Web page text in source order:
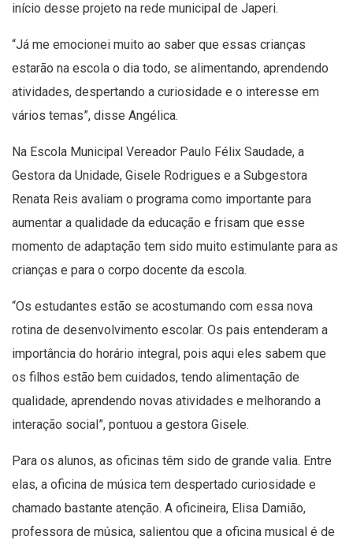
início desse projeto na rede municipal de Japeri.
“Já me emocionei muito ao saber que essas crianças
estarão na escola o dia todo, se alimentando, aprendendo
atividades, despertando a curiosidade e o interesse em
vários temas”, disse Angélica.
Na Escola Municipal Vereador Paulo Félix Saudade, a
Gestora da Unidade, Gisele Rodrigues e a Subgestora
Renata Reis avaliam o programa como importante para
aumentar a qualidade da educação e frisam que esse
momento de adaptação tem sido muito estimulante para as
crianças e para o corpo docente da escola.
“Os estudantes estão se acostumando com essa nova
rotina de desenvolvimento escolar. Os pais entenderam a
importância do horário integral, pois aqui eles sabem que
os filhos estão bem cuidados, tendo alimentação de
qualidade, aprendendo novas atividades e melhorando a
interação social”, pontuou a gestora Gisele.
Para os alunos, as oficinas têm sido de grande valia. Entre
elas, a oficina de música tem despertado curiosidade e
chamado bastante atenção. A oficineira, Elisa Damião,
professora de música, salientou que a oficina musical é de